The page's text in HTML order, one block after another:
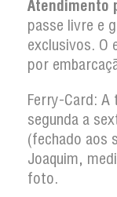
Atendimento
passe livre e
exclusivos. O
por
Ferry-Card:
segunda a
(fechado aos
Joaquim,
foto.